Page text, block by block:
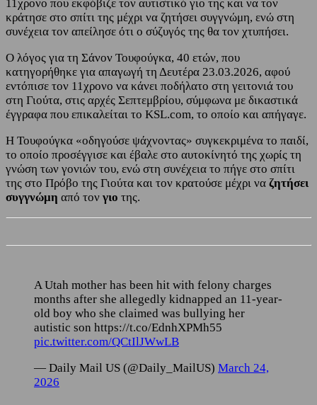
11χρονο που εκφόβιζε τον αυτιστικό γιο της και να τον
κράτησε στο σπίτι της μέχρι να ζητήσει συγγνώμη, ενώ στη
συνέχεια τον απείλησε ότι ο σύζυγός της θα τον χτυπήσει.
Ο λόγος για τη Σάνον Τουφούγκα, 40 ετών, που
κατηγορήθηκε για απαγωγή τη Δευτέρα 23.03.2026, αφού
εντόπισε τον 11χρονο να κάνει ποδήλατο στη γειτονιά του
στη Γιούτα, στις αρχές Σεπτεμβρίου, σύμφωνα με δικαστικά
έγγραφα που επικαλείται το KSL.com, το οποίο και απήγαγε.
Η Τουφούγκα «οδηγούσε ψάχνοντας» συγκεκριμένα το παιδί,
το οποίο προσέγγισε και έβαλε στο αυτοκίνητό της χωρίς τη
γνώση των γονιών του, ενώ στη συνέχεια το πήγε στο σπίτι
της στο Πρόβο της Γιούτα και τον κρατούσε μέχρι να ζητήσει
συγγνώμη από τον γιο της.
A Utah mother has been hit with felony charges
months after she allegedly kidnapped an 11-year-
old boy who she claimed was bullying her
autistic son https://t.co/EdnhXPMh55
pic.twitter.com/QCtIlJWwLB
— Daily Mail US (@Daily_MailUS) March 24,
2026